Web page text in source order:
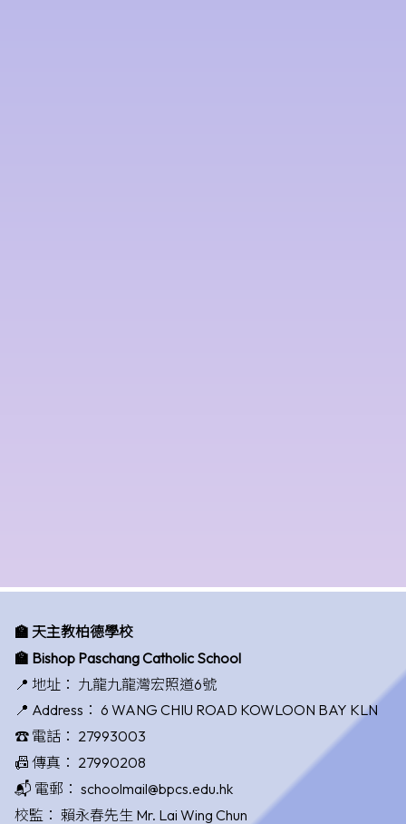
🏫 天主教柏德學校
🏫 Bishop Paschang Catholic School
📍 地址： 九龍九龍灣宏照道6號
📍 Address： 6 WANG CHIU ROAD KOWLOON BAY KLN
☎️ 電話： 27993003
📠 傳真： 27990208
📬 電郵： schoolmail@bpcs.edu.hk
校監： 賴永春先生 Mr. Lai Wing Chun